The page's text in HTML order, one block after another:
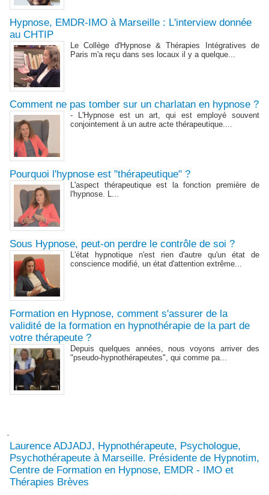
Hypnose, EMDR-IMO à Marseille : L'interview donnée
au CHTIP
Le Collège d'Hypnose & Thérapies Intégratives de
Paris m'a reçu dans ses locaux il y a quelque...
Comment ne pas tomber sur un charlatan en hypnose ?
- L'Hypnose est un art, qui est employé souvent
conjointement à un autre acte thérapeutique....
Pourquoi l'hypnose est "thérapeutique" ?
L'aspect thérapeutique est la fonction première de
l'hypnose. L...
Sous Hypnose, peut-on perdre le contrôle de soi ?
L'état hypnotique n'est rien d'autre qu'un état de
conscience modifié, un état d'attention extrême...
Formation en Hypnose, comment s'assurer de la
validité de la formation en hypnothérapie de la part de
votre thérapeute ?
Depuis quelques années, nous voyons arriver des
"pseudo-hypnothérapeutes", qui comme pa...
Laurence ADJADJ, Hypnothérapeute, Psychologue,
Psychothérapeute à Marseille. Présidente de Hypnotim,
Centre de Formation en Hypnose, EMDR - IMO et
Thérapies Brèves